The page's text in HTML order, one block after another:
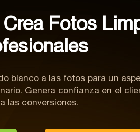
Fotos
blanco a las fotos para un
Genera confianza en el
las conversiones.